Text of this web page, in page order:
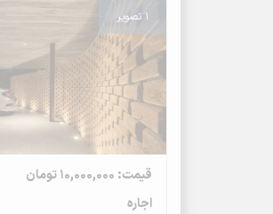
1 تصویر
قیمت: 10,000,000 تومان
اجاره